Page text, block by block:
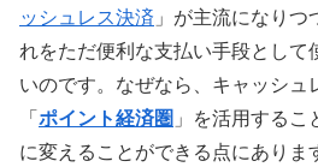
ッシュレス決済 」が主流になり
れをただ便利な支払い手段として
いのです。なぜなら、キャッシュ
「 ポイント経済圏 」を活用する
に変えることができる点にありま